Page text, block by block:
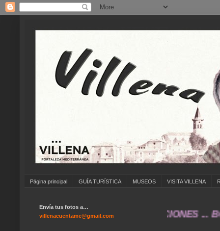
Página principal GUÍA TURÍSTICA MUSEOS VISITA VILLENA
... FERIA DE ATRACCIONES ...
Envía tus fotos a…
villenacuentame@gmail.com